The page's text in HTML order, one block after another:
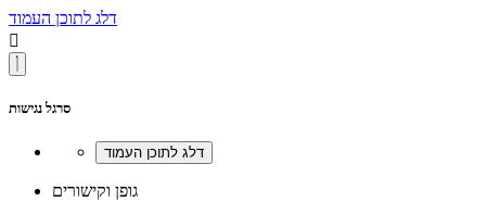
דלג לתוכן העמוד

סרגל נגישות
גופן וקישורים